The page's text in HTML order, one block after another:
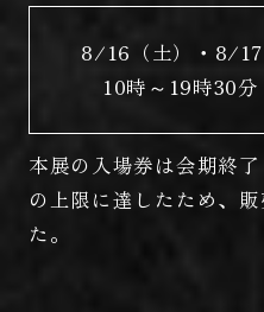
8/16（土）・8/17
10時～19時30分
本展の入場券は会期終
の上限に達したため、
た。